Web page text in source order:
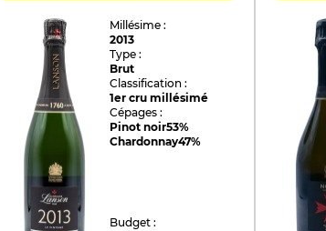
Millésime :
2013
Type :
Brut
Classification :
1er cru millésimé
Cépages :
Pinot noir53%
Chardonnay47%
Budget :